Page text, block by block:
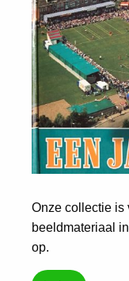
Onze collectie is
beeldmateriaal
op.